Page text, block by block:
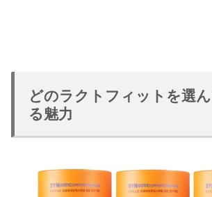
どのラクトフィットを選
る魅力